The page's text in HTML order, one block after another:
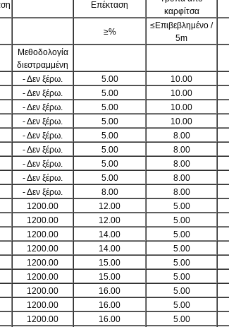
Επέκταση
καρφίτσα
≥%
≤Επιβεβλημένο /
5m
Μεθοδολογία
διεστραμμένη
- Δεν ξέρω. 5.00 10.00
- Δεν ξέρω. 5.00 10.00
- Δεν ξέρω. 5.00 10.00
- Δεν ξέρω. 5.00 10.00
- Δεν ξέρω. 5.00 8.00
- Δεν ξέρω. 5.00 8.00
- Δεν ξέρω. 5.00 8.00
- Δεν ξέρω. 5.00 8.00
- Δεν ξέρω. 8.00 8.00
1200.00 12.00 5.00
1200.00 12.00 5.00
1200.00 14.00 5.00
1200.00 14.00 5.00
1200.00 15.00 5.00
1200.00 15.00 5.00
1200.00 16.00 5.00
1200.00 16.00 5.00
1200.00 16.00 5.00